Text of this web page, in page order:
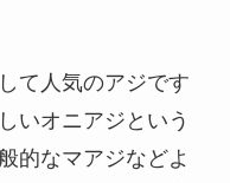
て人気のアジです
いオニアジという
的なマアジなどよ